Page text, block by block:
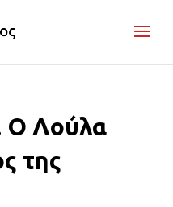
Ο Λούλα
της